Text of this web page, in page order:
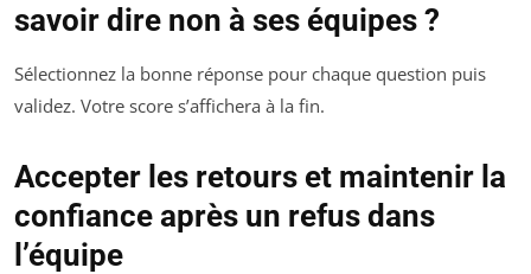
savoir dire non à ses équipes ?
Sélectionnez la bonne réponse pour chaque question puis
validez. Votre score s’affichera à la fin.
Accepter les retours et maintenir la
confiance après un refus dans
l’équipe